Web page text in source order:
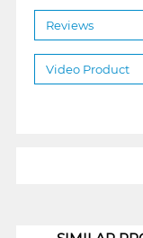
Reviews
Video Product